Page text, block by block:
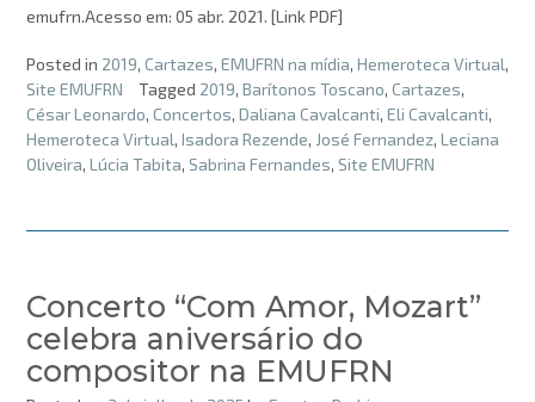
emufrn.Acesso em: 05 abr. 2021. [Link PDF]
Posted in 2019, Cartazes, EMUFRN na mídia, Hemeroteca Virtual,
Site EMUFRN
Tagged 2019, Barítonos Toscano, Cartazes,
César Leonardo, Concertos, Daliana Cavalcanti, Eli Cavalcanti,
Hemeroteca Virtual, Isadora Rezende, José Fernandez, Leciana
Oliveira, Lúcia Tabita, Sabrina Fernandes, Site EMUFRN
Concerto “Com Amor, Mozart”
celebra aniversário do
compositor na EMUFRN